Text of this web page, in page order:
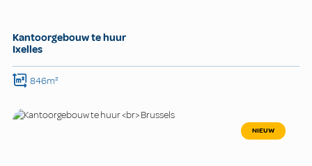
Kantoorgebouw te huur
Ixelles
846m²
NIEUW